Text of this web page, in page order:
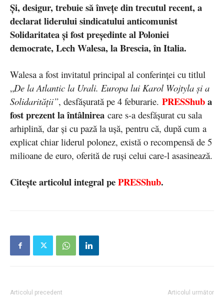
Și, desigur, trebuie să învețe din trecutul recent, a
declarat liderului sindicatului anticomunist
Solidaritatea și fost președinte al Poloniei
democrate, Lech Walesa, la Brescia, în Italia.
Walesa a fost invitatul principal al conferinței cu titlul
„De la Atlantic la Urali. Europa lui Karol Wojtyla și a
Solidarității”, desfășurată pe 4 feburarie. PRESShuba
fost prezent la întâlnirea care s-a desfășurat cu sala
arhiplină, dar și cu pază la ușă, pentru că, după cum a
explicat chiar liderul polonez, există o recompensă de 5
milioane de euro, oferită de ruși celui care-l asasinează.
Citește articolul integral pePRESShub.
Articolul precedent Articolul următor